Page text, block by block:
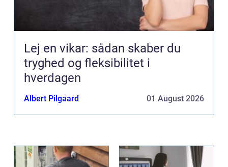
Lej en vikar: sådan skaber du
tryghed og fleksibilitet i
hverdagen
Albert Pilgaard 01 August 2026